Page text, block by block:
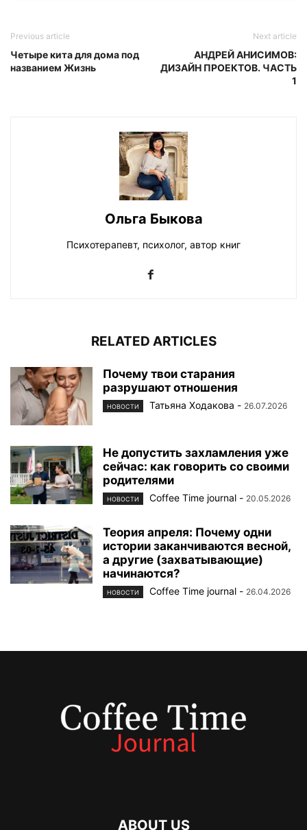
Previous article
Четыре кита для дома под
названием Жизнь
Next article
АНДРЕЙ АНИСИМОВ:
ДИЗАЙН ПРОЕКТОВ. ЧАСТЬ
1
Ольга Быкова
Психотерапевт, психолог, автор книг
RELATED ARTICLES
Почему твои старания
разрушают отношения
НОВОСТИ Татьяна Ходакова - 26.07.2026
Не допустить захламления уже
сейчас: как говорить со своими
родителями
НОВОСТИ Coffee Time journal - 20.05.2026
Теория апреля: Почему одни
истории заканчиваются весной,
а другие (захватывающие)
начинаются?
НОВОСТИ Coffee Time journal - 26.04.2026
ABOUT US